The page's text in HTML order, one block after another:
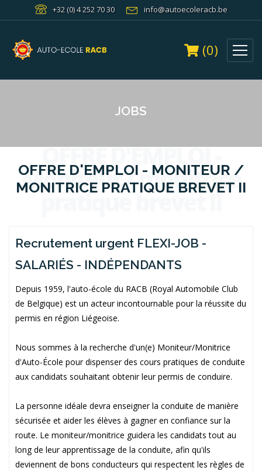
+32 (0) 4 252 70 30 info@autoecoleracb.be
(0)
JOBS
OFFRE D'EMPLOI - MONITEUR /
MONITRICE PRATIQUE BREVET II
OFFRE D'EMPLOI -
Moniteur / monitrice
pratique brevet II
Recrutement urgent FLEXI-JOB -
SALARIÉS - INDÉPENDANTS
Depuis 1959, l'auto-école du RACB (Royal Automobile Club
de Belgique) est un acteur incontournable pour la réussite du
permis en région Liégeoise.
Nous sommes à la recherche d'un(e) Moniteur/Monitrice
d'Auto-École pour dispenser des cours pratiques de conduite
aux candidats souhaitant obtenir leur permis de conduire.
La personne idéale devra enseigner la conduite de manière
sécurisée et aider les élèves à gagner en confiance sur la
route. Le moniteur/monitrice guidera les candidats tout au
long de leur apprentissage de la conduite, afin qu'ils
deviennent de bons conducteurs qui respectent les règles de